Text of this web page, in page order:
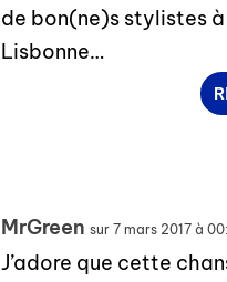
de bon(ne)s stylistes à
Lisbonne…
MrGreen sur 7 mars 2017 à
J’adore que cette